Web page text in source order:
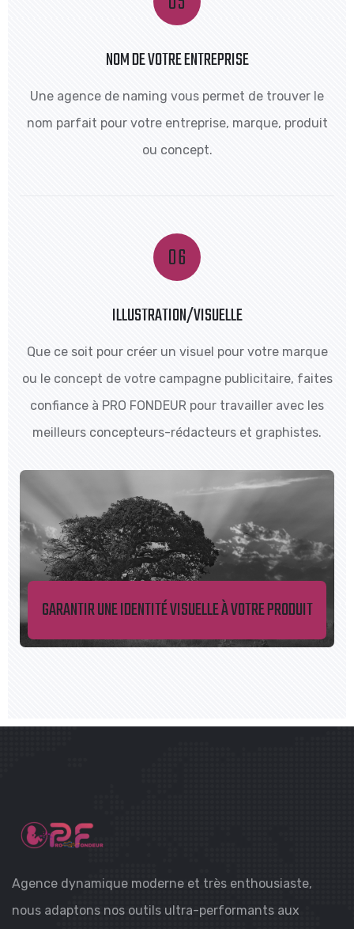
NOM DE VOTRE ENTREPRISE
Une agence de naming vous permet de trouver le
nom parfait pour votre entreprise, marque, produit
ou concept.
ILLUSTRATION/VISUELLE
Que ce soit pour créer un visuel pour votre marque
ou le concept de votre campagne publicitaire, faites
confiance à PRO FONDEUR pour travailler avec les
meilleurs concepteurs-rédacteurs et graphistes.
GARANTIR UNE IDENTITÉ VISUELLE À VOTRE PRODUIT
Agence dynamique moderne et très enthousiaste,
nous adaptons nos outils ultra-performants aux